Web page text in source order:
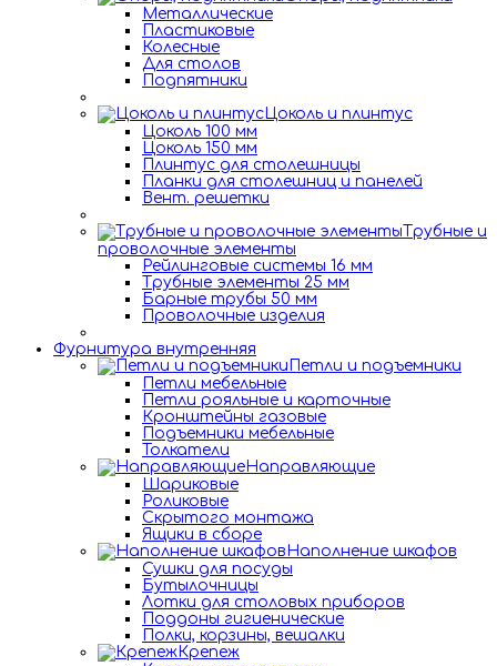
Металлические
Пластиковые
Колесные
Для столов
Подпятники
Цоколь и плинтус
Цоколь 100 мм
Цоколь 150 мм
Плинтус для столешницы
Планки для столешниц и панелей
Вент. решетки
Трубные и
проволочные элементы
Рейлинговые системы 16 мм
Трубные элементы 25 мм
Барные трубы 50 мм
Проволочные изделия
Фурнитура внутренняя
Петли и подъемники
Петли мебельные
Петли рояльные и карточные
Кронштейны газовые
Подъемники мебельные
Толкатели
Направляющие
Шариковые
Роликовые
Скрытого монтажа
Ящики в сборе
Наполнение шкафов
Сушки для посуды
Бутылочницы
Лотки для столовых приборов
Поддоны гигиенические
Полки, корзины, вешалки
Крепеж